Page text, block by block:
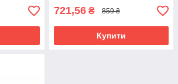
721,56 ₴ 859 ₴
Купити